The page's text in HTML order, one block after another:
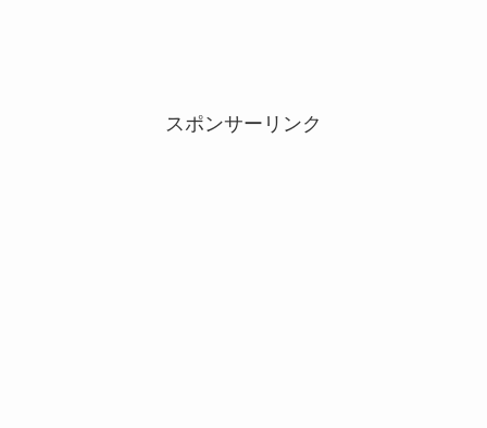
スポンサーリンク